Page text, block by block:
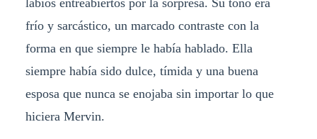
labios entreabiertos por la sorpresa. Su tono era
frío y sarcástico, un marcado contraste con la
forma en que siempre le había hablado. Ella
siempre había sido dulce, tímida y una buena
esposa que nunca se enojaba sin importar lo que
hiciera Mervin.